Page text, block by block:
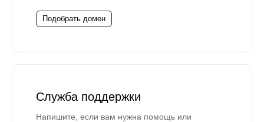
Подобрать домен
Служба поддержки
Напишите, если вам нужна помощь или